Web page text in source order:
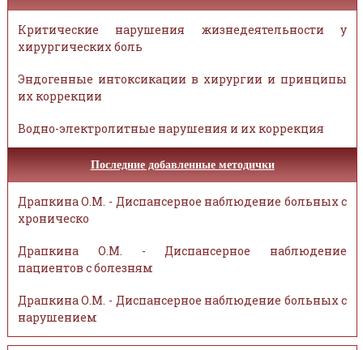
Критические нарушения жизнедеятельности у
хирургических боль
Эндогенные интоксикации в хирургии и принципы
их коррекции
Водно-электролитные нарушения и их коррекция
Последние добавленные методички
Драпкина О.М. - Диспансерное наблюдение больных с
хроническо
Драпкина О.М. - Диспансерное наблюдение
пациентов с болезням
Драпкина О.М. - Диспансерное наблюдение больных с
нарушением